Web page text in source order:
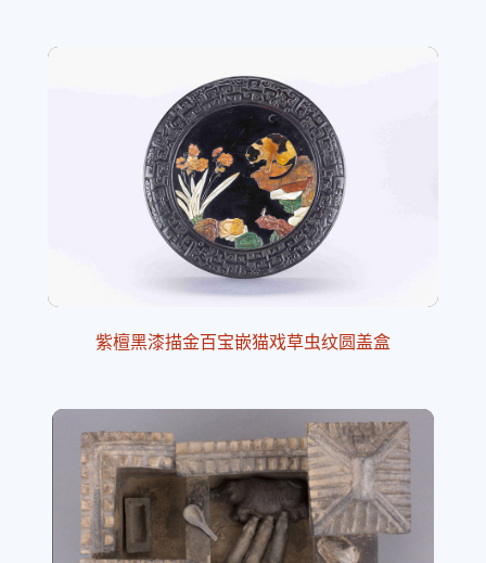
紫檀黑漆描金百宝嵌猫戏草虫纹圆盖盒